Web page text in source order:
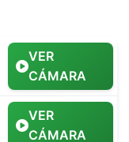
VER
CÁMARA
VER
CÁMARA